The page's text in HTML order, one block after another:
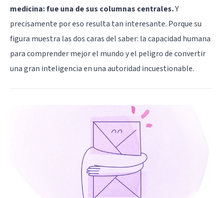
medicina: fue una de sus columnas centrales.Y
precisamente por eso resulta tan interesante. Porque su
figura muestra las dos caras del saber: la capacidad humana
para comprender mejor el mundo y el peligro de convertir
una gran inteligencia en una autoridad incuestionable.